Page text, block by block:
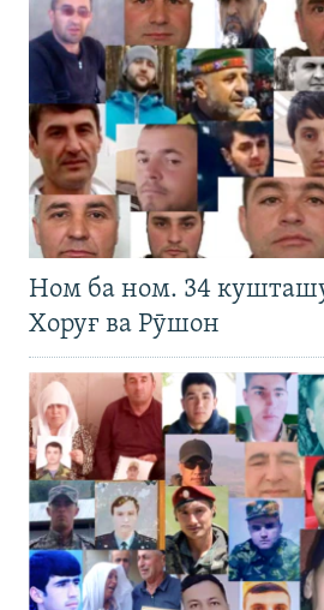
Ном ба ном. 34
Хоруғ ва Рӯшон